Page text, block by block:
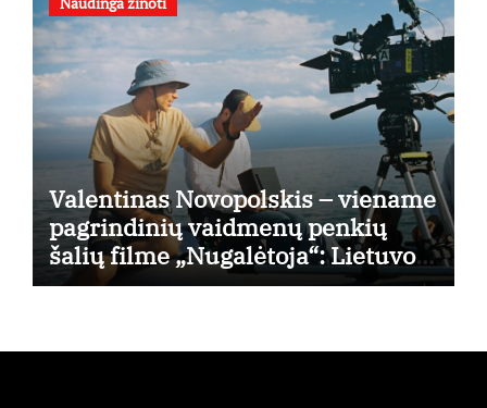
Valentinas Novopolskis – viename
pagrindinių vaidmenų penkių
šalių filme „Nugalėtoja“: Lietuvos
kino teatruose – nuo rugpjūčio 7-